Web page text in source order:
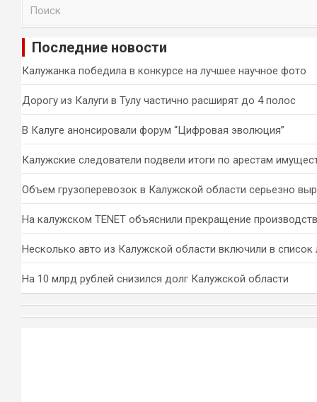
и
Последние новости
Калужанка победила в конкурсе на лучшее научное фото
Дорогу из Калуги в Тулу частично расширят до 4 полос
В Калуге анонсировали форум “Цифровая эволюция”
Калужские следователи подвели итоги по арестам
Объем грузоперевозок в Калужской области серьезно
На калужском TENET объяснили прекращение
Несколько авто из Калужской области включили в список
На 10 млрд рублей снизился долг Калужской области